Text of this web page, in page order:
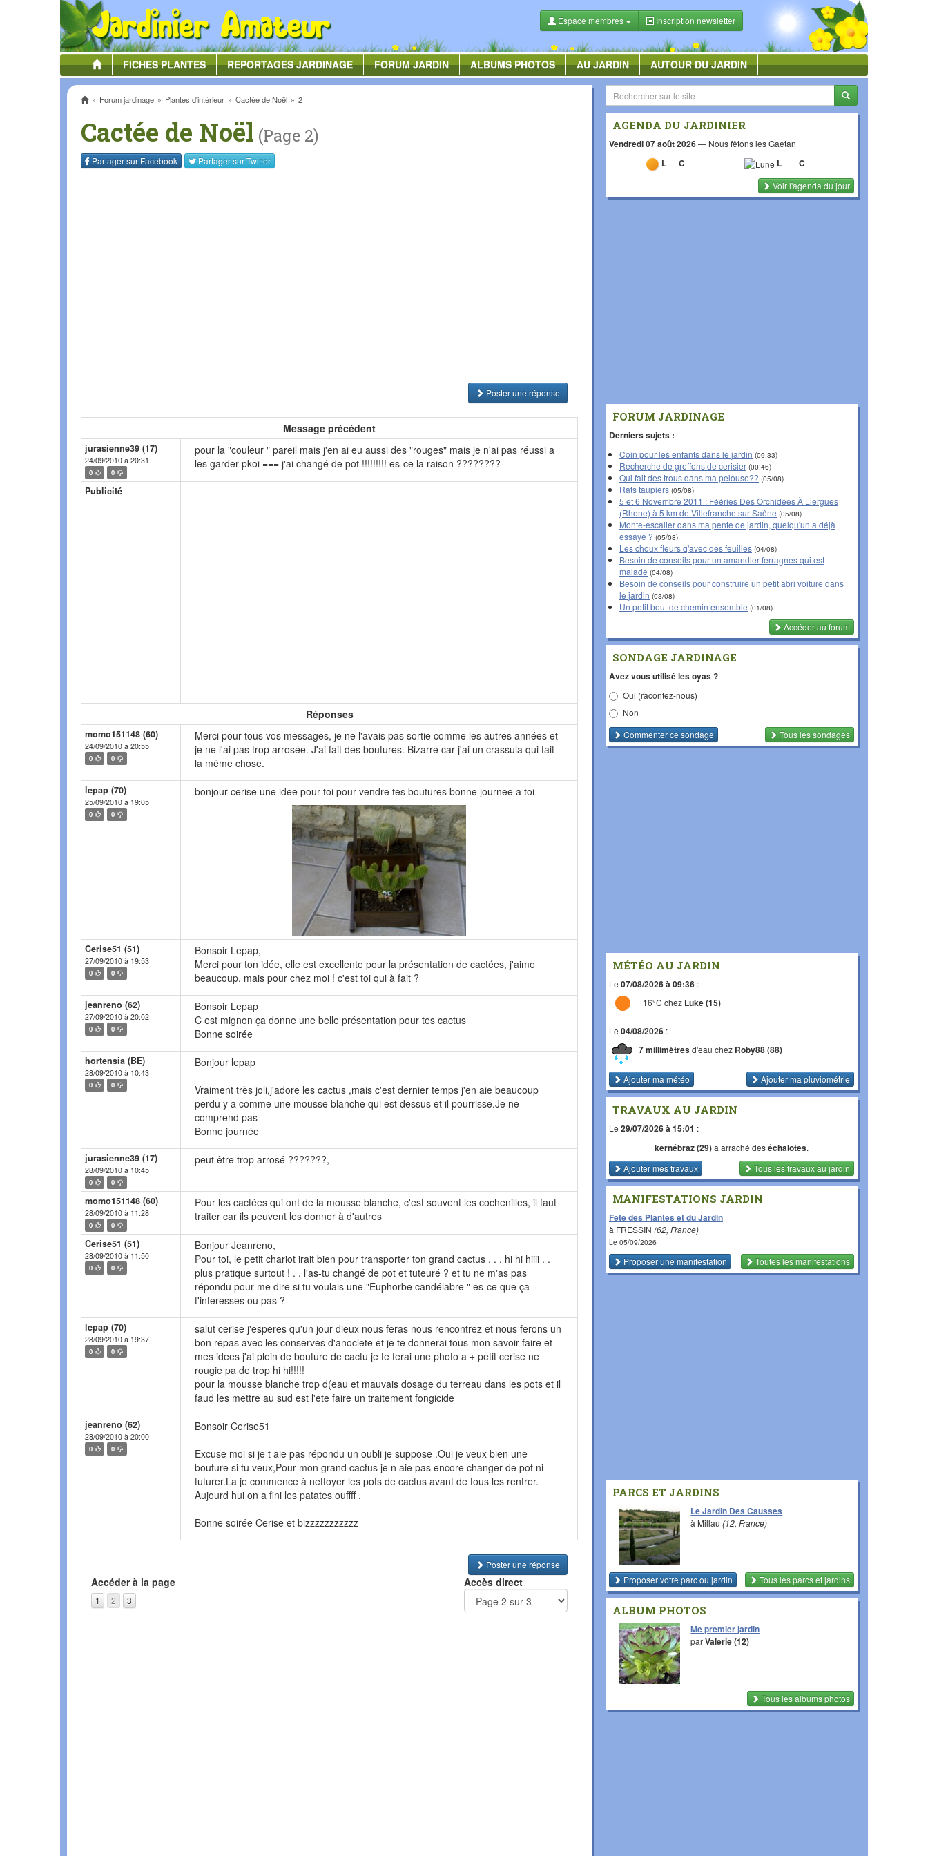
Espace membres Inscription newsletter
FICHESPLANTES REPORTAGESJARDINAGE FORUMJARDIN ALBUMSPHOTOS AU JARDIN AUTOUR DU JARDIN
AccueilForum jardinage Plantes d'intérieur Cactée de Noël 2
Cactée de Noël (Page 2)
Partager sur Facebook Partager surTwitter
Poster une réponse
Message précédent
jurasienne39 (17)
24/09/2010 à 20:31
0 0
pour la "couleur " pareil mais j'en ai eu aussi des "rouges" mais je n'ai pas réussi a
les garder pkoi === j'ai changé de pot !!!!!!!!! es-ce la raison ????????
Publicité
Réponses
momo151148 (60)
24/09/2010 à 20:55
0 0
Merci pour tous vos messages, je ne l'avais pas sortie comme les autres années et
je ne l'ai pas trop arrosée. J'ai fait des boutures. Bizarre car j'ai un crassula qui fait
la même chose.
lepap (70)
25/09/2010 à 19:05
0 0
bonjour cerise une idee pour toi pour vendre tes boutures bonne journee a toi
Cerise51 (51)
27/09/2010 à 19:53
0 0
Bonsoir Lepap,
Merci pour ton idée, elle est excellente pour la présentation de cactées, j'aime
beaucoup, mais pour chez moi ! c'est toi qui à fait ?
jeanreno (62)
27/09/2010 à 20:02
0 0
Bonsoir Lepap
C est mignon ça donne une belle présentation pour tes cactus
Bonne soirée
hortensia (BE)
28/09/2010 à 10:43
0 0
Bonjour lepap
Vraiment très joli,j'adore les cactus ,mais c'est dernier temps j'en aie beaucoup
perdu y a comme une mousse blanche qui est dessus et il pourrisse.Je ne
comprend pas
Bonne journée
jurasienne39 (17)
28/09/2010 à 10:45
0 0
peut être trop arrosé ???????,
momo151148 (60)
28/09/2010 à 11:28
0 0
Pour les cactées qui ont de la mousse blanche, c'est souvent les cochenilles, il faut
traiter car ils peuvent les donner à d'autres
Cerise51 (51)
28/09/2010 à 11:50
0 0
Bonjour Jeanreno,
Pour toi, le petit chariot irait bien pour transporter ton grand cactus . . . hi hi hiiii . .
plus pratique surtout ! . . l'as-tu changé de pot et tuteuré ? et tu ne m'as pas
répondu pour me dire si tu voulais une "Euphorbe candélabre " es-ce que ça
t'interesses ou pas ?
lepap (70)
28/09/2010 à 19:37
0 0
salut cerise j'esperes qu'un jour dieux nous feras nous rencontrez et nous ferons un
bon repas avec les conserves d'anoclete et je te donnerai tous mon savoir faire et
mes idees j'ai plein de bouture de cactu je te ferai une photo a + petit cerise ne
rougie pa de trop hi hi!!!!!
pour la mousse blanche trop d(eau et mauvais dosage du terreau dans les pots et il
faud les mettre au sud est l'ete faire un traitement fongicide
jeanreno (62)
28/09/2010 à 20:00
0 0
Bonsoir Cerise51
Excuse moi si je t aie pas répondu un oubli je suppose .Oui je veux bien une
bouture si tu veux,Pour mon grand cactus je n aie pas encore changer de pot ni
tuturer.La je commence à nettoyer les pots de cactus avant de tous les rentrer.
Aujourd hui on a fini les patates ouffff .
Bonne soirée Cerise et bizzzzzzzzzzz
Poster une réponse
Accéder à la page
1 2 3
Accès direct
AGENDA DU JARDINIER
Vendredi 07 août 2026— Nous fêtons les Gaetan
L—C L-—C-
Voir l'agenda du jour
FORUM JARDINAGE
Derniers sujets :
Coin pour les enfants dans le jardin (09:33)
Recherche de greffons de cerisier (00:46)
Qui fait des trous dans ma pelouse?? (05/08)
Rats taupiers (05/08)
5 et 6 Novembre 2011 : Fééries Des Orchidées À Liergues
(Rhone) à 5 km de Villefranche sur Saône (05/08)
Monte-escalier dans ma pente de jardin, quelqu'un a déjà
essayé ? (05/08)
Les choux fleurs q'avec des feuilles (04/08)
Besoin de conseils pour un amandier ferragnes qui est
malade (04/08)
Besoin de conseils pour construire un petit abri voiture dans
le jardin (03/08)
Un petit bout de chemin ensemble (01/08)
Accéder au forum
SONDAGE JARDINAGE
Avez vous utilisé les oyas ?
Oui (racontez-nous)
Non
Commenterce sondage Tous les sondages
MÉTÉO AU JARDIN
Le 07/08/2026 à 09:36 :
16°C chez Luke (15)
Le 04/08/2026 :
7 millimètresd'eau chez Roby88 (88)
Ajouter ma météo Ajouter ma pluviométrie
TRAVAUX AU JARDIN
Le 29/07/2026 à 15:01 :
kernébraz (29)a arraché deséchalotes.
Ajouter mes travaux
Tous les travauxau jardin
MANIFESTATIONS JARDIN
Fête des Plantes et du Jardin
à FRESSIN (62, France)
Le 05/09/2026
Proposer une manifestation Toutes les manifestations
PARCS ET JARDINS
Le Jardin Des Causses
à Millau(12, France)
Proposer votre parc ou jardin Tous les parcs et jardins
ALBUM PHOTOS
Me premier jardin
parValerie (12)
Tous les albums photos